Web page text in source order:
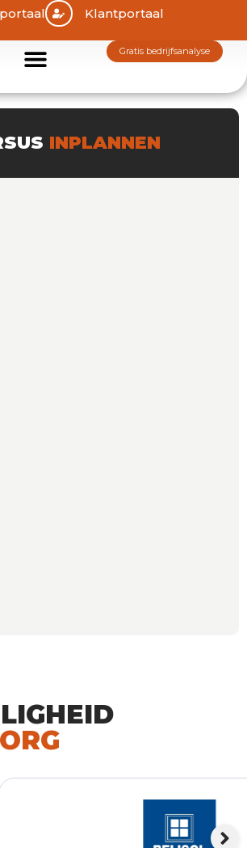
Klantportaal
gratis bedrijfsanalyse
INPLANNEN